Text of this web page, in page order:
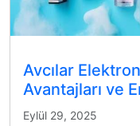
Avcılar
Avantajları ve
Eylül 29, 2025